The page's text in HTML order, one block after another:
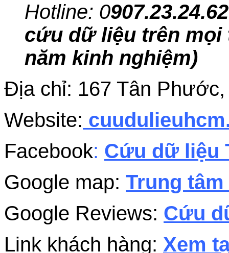
Hotline: 0
cứu dữ liệu trên
năm kinh nghiệm)
Địa chỉ: 167 Tân
Website:
Facebook: Cứu dữ liệu
Google map: Trung
Google Reviews: Cứu
Link khách hàng: Xem